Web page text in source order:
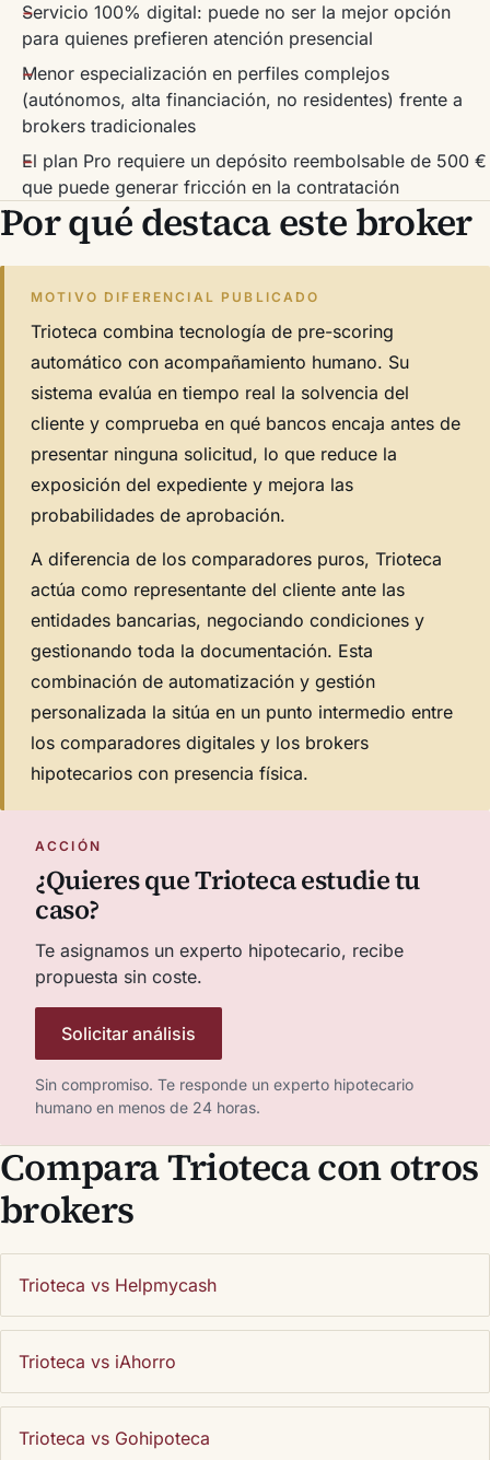
Servicio 100% digital: puede no ser la mejor opción
para quienes prefieren atención presencial
Menor especialización en perfiles complejos
(autónomos, alta financiación, no residentes) frente a
brokers tradicionales
El plan Pro requiere un depósito reembolsable de 500 €
que puede generar fricción en la contratación
Por qué destaca este broker
MOTIVO DIFERENCIAL PUBLICADO
Trioteca combina tecnología de pre-scoring
automático con acompañamiento humano. Su
sistema evalúa en tiempo real la solvencia del
cliente y comprueba en qué bancos encaja antes de
presentar ninguna solicitud, lo que reduce la
exposición del expediente y mejora las
probabilidades de aprobación.
A diferencia de los comparadores puros, Trioteca
actúa como representante del cliente ante las
entidades bancarias, negociando condiciones y
gestionando toda la documentación. Esta
combinación de automatización y gestión
personalizada la sitúa en un punto intermedio entre
los comparadores digitales y los brokers
hipotecarios con presencia física.
ACCIÓN
¿Quieres que Trioteca estudie tu
caso?
Te asignamos un experto hipotecario, recibe
propuesta sin coste.
Solicitar análisis
Sin compromiso. Te responde un experto hipotecario
humano en menos de 24 horas.
Compara Trioteca con otros
brokers
Trioteca vs Helpmycash
Trioteca vs iAhorro
Trioteca vs Gohipoteca